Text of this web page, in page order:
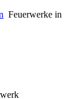
Feuerwerke in